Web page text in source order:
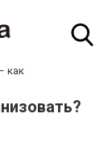
как